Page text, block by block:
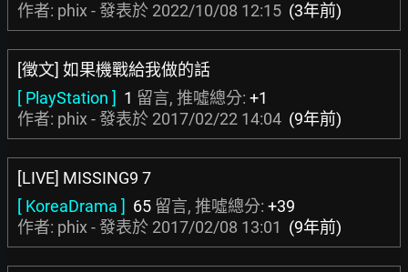
作者: phix - 發表於 2022/10/08 12:15 (3年前)
[徵文] 如果機戰給我做的話
[ PlayStation ] 1 留言, 推噓總分: +1
作者: phix - 發表於 2017/02/22 14:04 (9年前)
[LIVE] MISSING9 7
[ KoreaDrama ] 65 留言, 推噓總分: +39
作者: phix - 發表於 2017/02/08 13:01 (9年前)